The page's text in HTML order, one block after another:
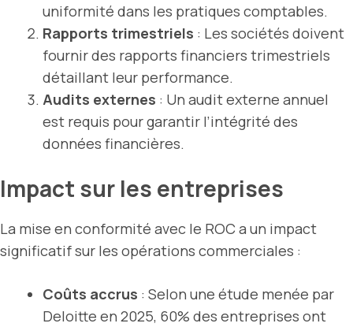
uniformité dans les pratiques comptables.
Rapports trimestriels : Les sociétés doivent
fournir des rapports financiers trimestriels
détaillant leur performance.
Audits externes : Un audit externe annuel
est requis pour garantir l’intégrité des
données financières.
Impact sur les entreprises
La mise en conformité avec le ROC a un impact
significatif sur les opérations commerciales :
Coûts accrus : Selon une étude menée par
Deloitte en 2025, 60% des entreprises ont